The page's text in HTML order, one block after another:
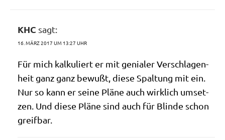
KHC sagt:
16. MÄRZ 2017 UM 13:27 UHR
Für mich kal­ku­liert er mit genia­ler Ver­schla­gen­
heit ganz ganz bewußt, die­se Spal­tung mit ein.
Nur so kann er sei­ne Plä­ne auch wirk­lich umset­
zen. Und die­se Plä­ne sind auch für Blin­de schon
greifbar.